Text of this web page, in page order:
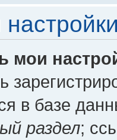
мои
в базе
раздел;